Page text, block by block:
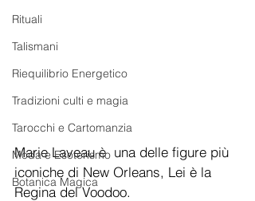
Rituali
Talismani
Riequilibrio Energetico
Tradizioni culti e magia
Tarocchi e Cartomanzia
Moda e Esoterismo
Botanica Magica
Marie Laveau è  una delle figure più
iconiche di New Orleans, Lei è la
Regina del Voodoo.